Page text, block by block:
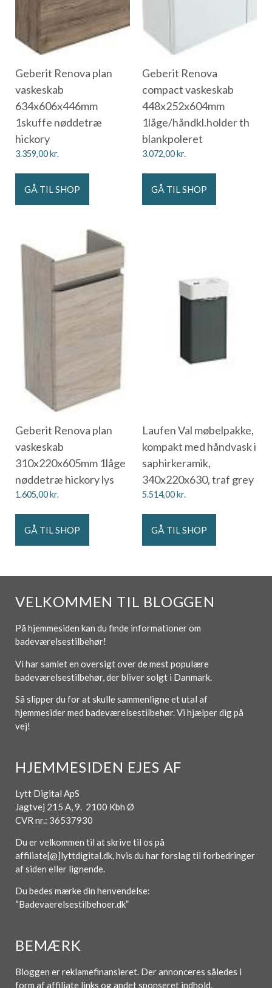
Geberit Renova plan
vaskeskab
634x606x446mm
1skuffe nøddetræ
hickory
3.359,00kr.
GÅ TIL SHOP
Geberit Renova
compact vaskeskab
448x252x604mm
1låge/håndkl.holder th
blankpoleret
3.072,00kr.
GÅ TIL SHOP
Geberit Renova plan
vaskeskab
310x220x605mm 1låge
nøddetræ hickory lys
1.605,00kr.
GÅ TIL SHOP
Laufen Val møbelpakke,
kompakt med håndvask i
saphirkeramik,
340x220x630, traf grey
5.514,00kr.
GÅ TIL SHOP
VELKOMMEN TIL BLOGGEN
På hjemmesiden kan du finde informationer om
badeværelsestilbehør!
Vi har samlet en oversigt over de mest populære
badeværelsestilbehør, der bliver solgt i Danmark.
Så slipper du for at skulle sammenligne et utal af
hjemmesider med badeværelsestilbehør. Vi hjælper dig på
vej!
HJEMMESIDEN EJES AF
Lytt Digital ApS
Jagtvej 215 A, 9. 2100 Kbh Ø
CVR nr.: 36537930
Du er velkommen til at skrive til os på
affiliate[@]lyttdigital.dk, hvis du har forslag til forbedringer
af siden eller lignende.
Du bedes mærke din henvendelse:
“Badevaerelsestilbehoer.dk”
BEMÆRK
Bloggen er reklamefinansieret. Der annonceres således i
form af affiliate links og andet sponseret indhold.